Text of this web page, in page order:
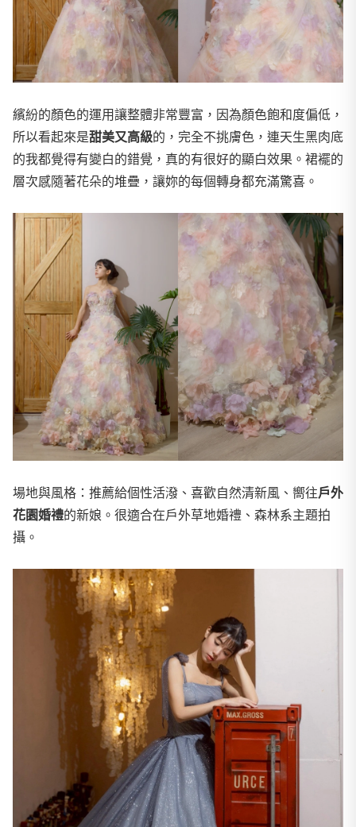
繽紛的顏色的運用讓整體非常豐富，因為顏色飽和度偏低，
所以看起來是甜美又高級的，完全不挑膚色，連天生黑肉底
的我都覺得有變白的錯覺，真的有很好的顯白效果。裙襬的
層次感隨著花朵的堆疊，讓妳的每個轉身都充滿驚喜。
場地與風格：推薦給個性活潑、喜歡自然清新風、嚮往戶外
花園婚禮的新娘。很適合在戶外草地婚禮、森林系主題拍
攝。